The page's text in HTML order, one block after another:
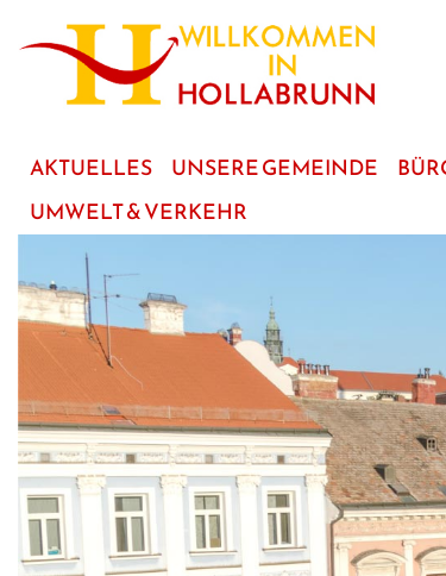
Hauptinhalt
AKTUELLES UNSERE GEMEINDE
UMWELT & VERKEHR